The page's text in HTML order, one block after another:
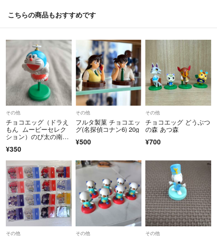
こちらの商品もおすすめです
その他
チョコエッグ（ドラえ
もん ムービーセレク
ション）のび太の南極
¥350
その他
フルタ製菓 チョコエッ
グ(名探偵コナン6) 20g
¥500
その他
チョコエッグ どうぶつ
の森 あつ森
¥700
その他 その他 その他